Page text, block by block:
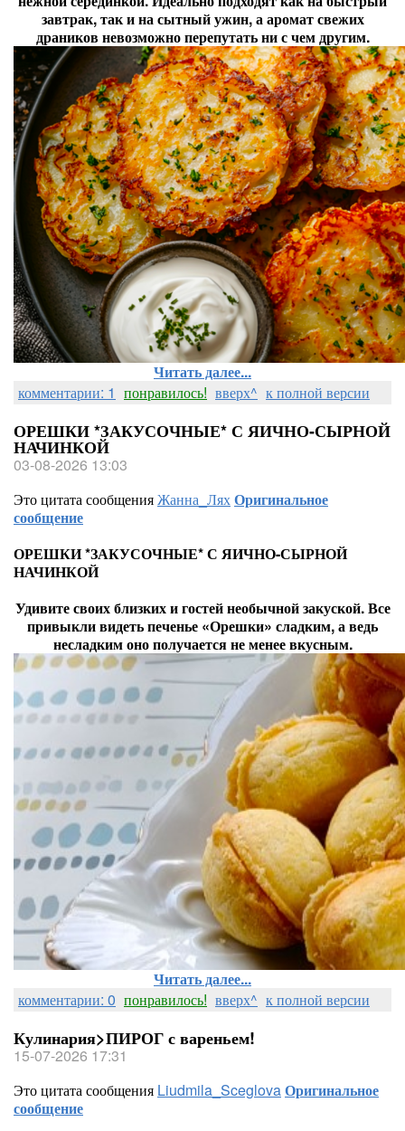
завтрак, так и на сытный ужин, а аромат свежих
драников невозможно перепутать ни с чем другим.
Читать далее...
комментарии: 1 понравилось! вверх^ к полной версии
ОРЕШКИ *ЗАКУСОЧНЫЕ* С ЯИЧНО-СЫРНОЙ
НАЧИНКОЙ
03-08-2026 13:03
Это цитата сообщенияЖанна_ЛяхОригинальное
сообщение
ОРЕШКИ *ЗАКУСОЧНЫЕ* С ЯИЧНО-СЫРНОЙ
НАЧИНКОЙ
Удивите своих близких и гостей необычной закуской. Все
привыкли видеть печенье «Орешки» сладким, а ведь
несладким оно получается не менее вкусным.
Читать далее...
комментарии: 0 понравилось! вверх^ к полной версии
Кулинария>ПИРОГ с вареньем!
15-07-2026 17:31
Это цитата сообщения Liudmila_SceglovaОригинальное
сообщение